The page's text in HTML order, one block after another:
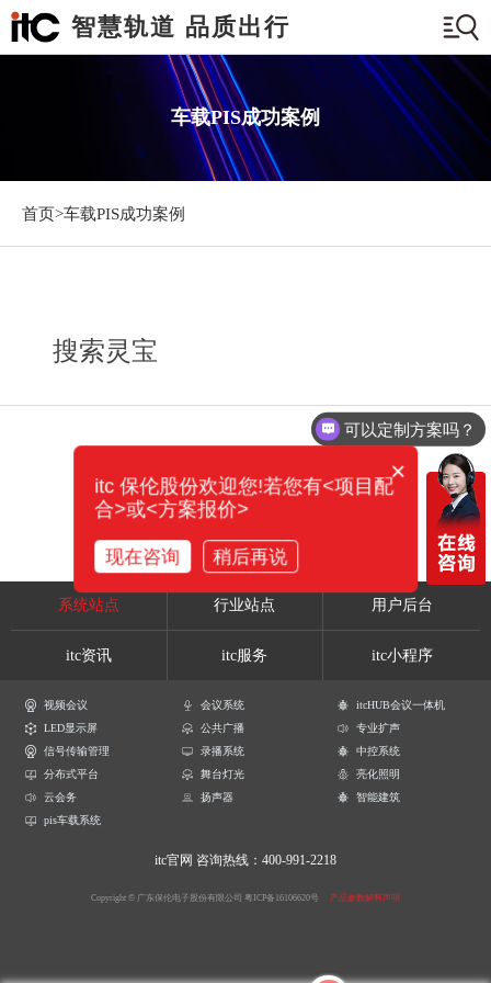
智慧轨道 品质出行
车载PIS成功案例
首页>车载PIS成功案例
搜索灵宝
系统站点 行业站点 用户后台
itc资讯 itc服务 itc小程序
视频会议 会议系统
itcHUB会议一体机
LED显示屏
公共广播
专业扩声
信号传输管理
录播系统
中控系统
分布式平台
舞台灯光
亮化照明
云会务
扬声器
智能建筑
pis车载系统
itc官网 咨询热线：400-991-2218
Copyright © 广东保伦电子股份有限公司 粤ICP备16106620号 产品参数解释声明
可以定制方案吗？
×
itc 保伦股份欢迎您!若您有<项目配
合>或<方案报价>
现在咨询 稍后再说